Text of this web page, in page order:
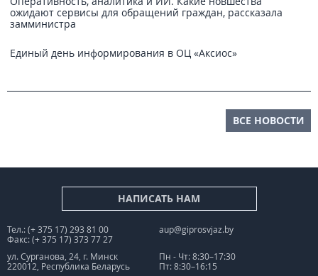
ожидают сервисы для обращений граждан, рассказала
замминистра
Единый день информирования в ОЦ «Аксиос»
ВСЕ НОВОСТИ
НАПИСАТЬ НАМ
Тел.: (+ 375 17) 293 81 00
Факс: (+ 375 17) 373 77 27
aup@giprosvjaz.by
ул. Сурганова, 24, г. Минск
220012, Республика Беларусь
Пн - Чт: 8:30–17:30
Пт: 8:30–16:15